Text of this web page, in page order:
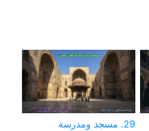
29. مسجد ومدرسة